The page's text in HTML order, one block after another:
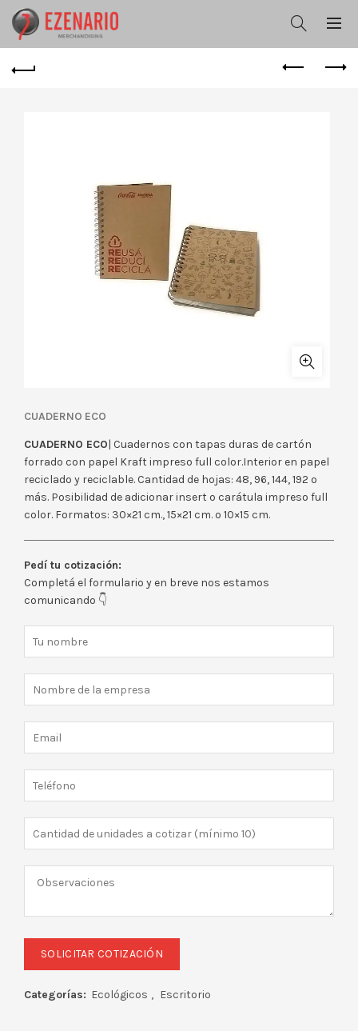
CUADERNO ECO
CUADERNO ECO| Cuadernos con tapas duras de cartón
forrado con papel Kraft impreso full color.Interior en papel
reciclado y reciclable. Cantidad de hojas: 48, 96, 144, 192 o
más. Posibilidad de adicionar insert o carátula impreso full
color. Formatos: 30×21 cm., 15×21 cm. o 10×15 cm.
Pedí tu cotización:
Completá el formulario y en breve nos estamos
comunicando 👇
Categorías: Ecológicos , Escritorio